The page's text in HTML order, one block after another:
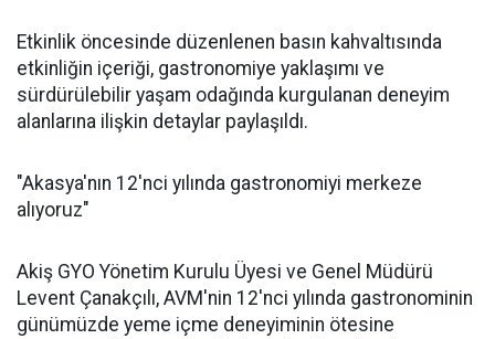
Etkinlik öncesinde düzenlenen basın kahvaltısında
etkinliğin içeriği, gastronomiye yaklaşımı ve
sürdürülebilir yaşam odağında kurgulanan deneyim
alanlarına ilişkin detaylar paylaşıldı.
"Akasya'nın 12'nci yılında gastronomiyi merkeze
alıyoruz"
Akiş GYO Yönetim Kurulu Üyesi ve Genel Müdürü
Levent Çanakçılı, AVM'nin 12'nci yılında gastronominin
günümüzde yeme içme deneyiminin ötesine